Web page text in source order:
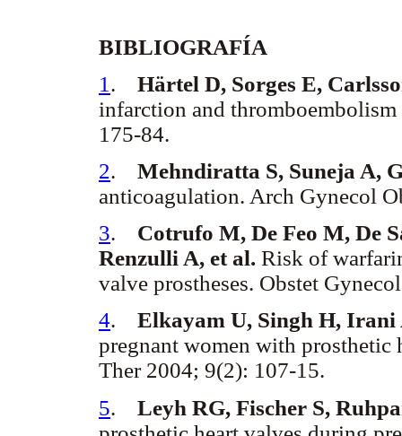
BIBLIOGRAFÍA
1 . Härtel D, Sorges E,
infarction and
175-84.
2. Mehndiratta S, Suneja A,
anticoagulation. Arch Gynecol
3. Cotrufo M, De Feo M, De
Renzulli A, et al. Risk of
valve prostheses. Obstet
4. Elkayam U, Singh H,
pregnant women with prosthetic
Ther 2004; 9(2): 107-15.
5. Leyh RG, Fischer S,